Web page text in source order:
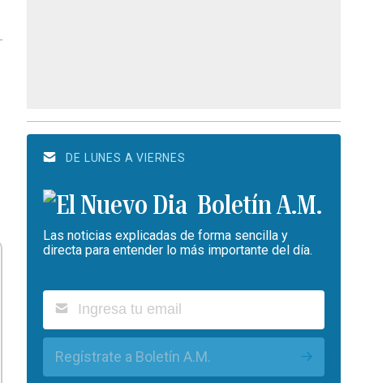
DE LUNES A VIERNES
Boletín A.M.
Las noticias explicadas de forma sencilla y
directa para entender lo más importante del día.
Regístrate a Boletín A.M.